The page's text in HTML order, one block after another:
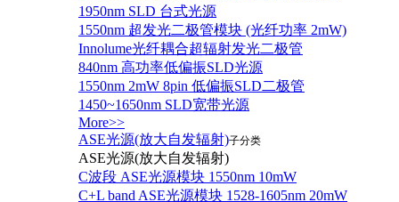
1950nm SLD 台式光源
1550nm 超发光二极管模块 (光纤功率 2mW)
Innolume光纤耦合超辐射发光二极管
840nm 高功率低偏振SLD光源
1550nm 2mW 8pin 低偏振SLD二极管
1450~1650nm SLD宽带光源
More>>
ASE光源(放大自发辐射)子分类
ASE光源(放大自发辐射)
C波段 ASE光源模块 1550nm 10mW
C+L band ASE光源模块 1528-1605nm 20mW